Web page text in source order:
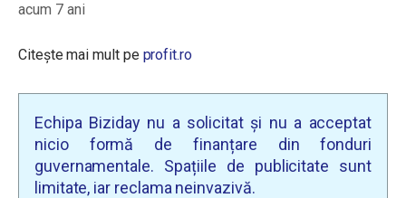
acum 7 ani
Citește mai mult pe profit.ro
Echipa Biziday nu a solicitat și nu a acceptat
nicio formă de finanțare din fonduri
guvernamentale. Spațiile de publicitate sunt
limitate, iar reclama neinvazivă.